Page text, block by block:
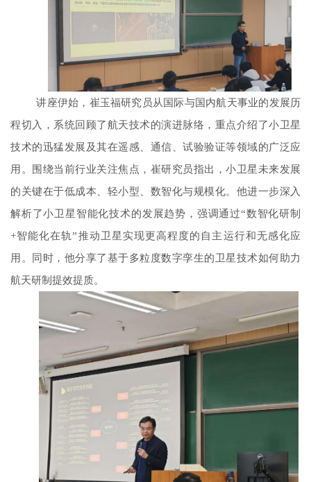
讲座伊始，崔玉福研究员从国际与国内航天事业的发展历
程切入，系统回顾了航天技术的演进脉络，重点介绍了小卫星
技术的迅猛发展及其在遥感、通信、试验验证等领域的广泛应
用。围绕当前行业关注焦点，崔研究员指出，小卫星未来发展
的关键在于低成本、轻小型、数智化与规模化。他进一步深入
解析了小卫星智能化技术的发展趋势，强调通过“数智化研制
+智能化在轨”推动卫星实现更高程度的自主运行和无感化应
用。同时，他分享了基于多粒度数字孪生的卫星技术如何助力
航天研制提效提质。